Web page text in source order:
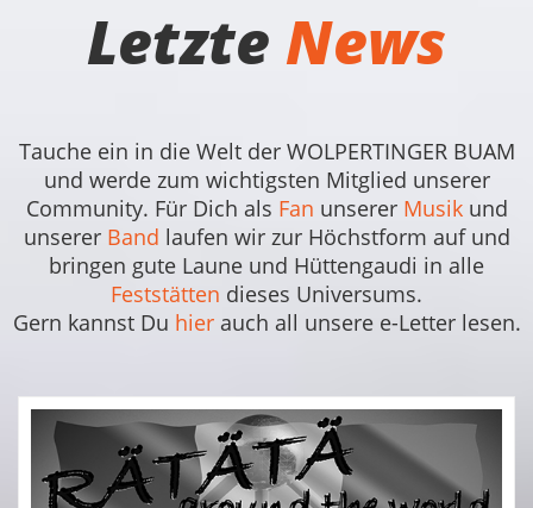
Letzte News
Tauche ein in die Welt der WOLPERTINGER BUAM
und werde zum wichtigsten Mitglied unserer
Community. Für Dich als Fan unserer Musikund
unserer Band laufen wir zur Höchstform auf und
bringen gute Laune und Hüttengaudi in alle
Feststätten dieses Universums.
Gern kannst Du hierauch all unsere e-Letter lesen.